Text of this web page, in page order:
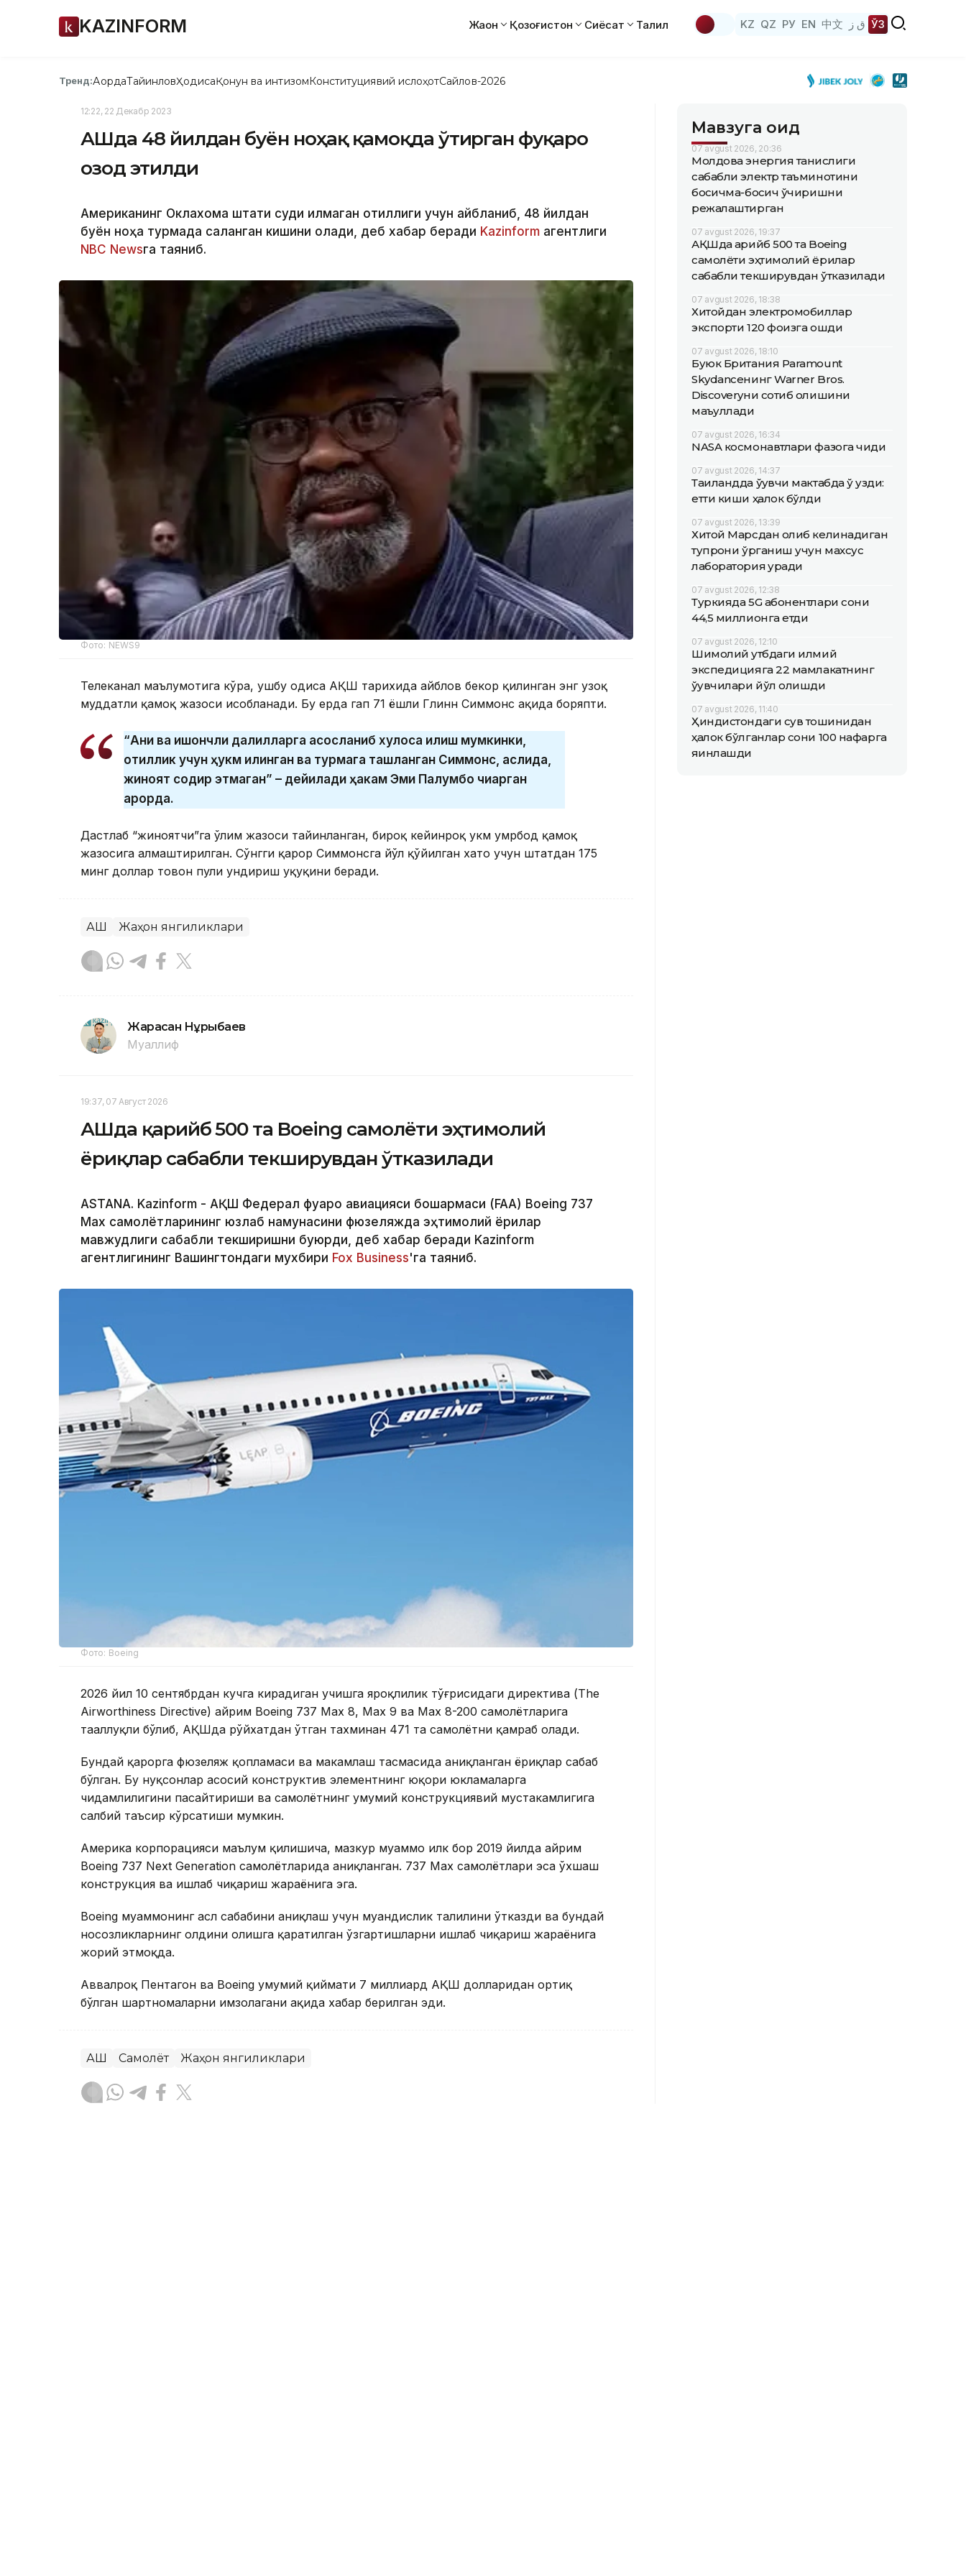
KAZINFORM Жаҳон Қозоғистон Сиёсат Таҳлил KZ QZ РУ EN 中文 ق ز ЎЗ
Тренд:АқордаТайинловҲодисаҚонун ва интизомКонституциявий ислоҳотСайлов-2026
12:22, 22 Декабр 2023
АҚШда 48 йилдан буён ноҳақ қамоқда ўтирган фуқаро
озод этилди
Американинг Оклахома штати суди қилмаган қотиллиги учун айбланиб, 48 йилдан
буён ноҳақ турмада сақланган кишини оқлади, деб хабар беради Kazinform агентлиги
NBC Newsга таяниб.
Фото: NEWS9
Телеканал маълумотига кўра, ушбу ҳодиса АҚШ тарихида айблов бекор қилинган энг узоқ
муддатли қамоқ жазоси ҳисобланади. Бу ерда гап 71 ёшли Глинн Симмонс ҳақида боряпти.
“Аниқ ва ишончли далилларга асосланиб хулоса қилиш мумкинки,
қотиллик учун ҳукм қилинган ва турмага ташланган Симмонс, аслида,
жиноят содир этмаган” – дейилади ҳакам Эми Палумбо чиқарган
қарорда.
Дастлаб “жиноятчи”га ўлим жазоси тайинланган, бироқ кейинроқ ҳукм умрбод қамоқ
жазосига алмаштирилган. Сўнгги қарор Симмонсга йўл қўйилган хато учун штатдан 175
минг доллар товон пули ундириш ҳуқуқини беради.
АҚШ Жаҳон янгиликлари
Жарасқан Нұрыбаев
Муаллиф
19:37, 07 Август 2026
АҚШда қарийб 500 та Boeing самолёти эҳтимолий
ёриқлар сабабли текширувдан ўтказилади
ASTANA. Kazinform - АҚШ Федерал фуқаро авиацияси бошқармаси (FAA) Boeing 737
Max самолётларининг юзлаб намунасини фюзеляжда эҳтимолий ёриқлар
мавжудлиги сабабли текширишни буюрди, деб хабар беради Kazinform
агентлигининг Вашингтондаги мухбири Fox Business'га таяниб.
Фото: Boeing
2026 йил 10 сентябрдан кучга кирадиган учишга яроқлилик тўғрисидаги директива (The
Airworthiness Directive) айрим Boeing 737 Max 8, Max 9 ва Max 8-200 самолётларига
тааллуқли бўлиб, АҚШда рўйхатдан ўтган тахминан 471 та самолётни қамраб олади.
Бундай қарорга фюзеляж қопламаси ва маҳкамлаш тасмасида аниқланган ёриқлар сабаб
бўлган. Бу нуқсонлар асосий конструктив элементнинг юқори юкламаларга
чидамлилигини пасайтириши ва самолётнинг умумий конструкциявий мустаҳкамлигига
салбий таъсир кўрсатиши мумкин.
Америка корпорацияси маълум қилишича, мазкур муаммо илк бор 2019 йилда айрим
Boeing 737 Next Generation самолётларида аниқланган. 737 Max самолётлари эса ўхшаш
конструкция ва ишлаб чиқариш жараёнига эга.
Boeing муаммонинг асл сабабини аниқлаш учун муҳандислик таҳлилини ўтказди ва бундай
носозликларнинг олдини олишга қаратилган ўзгартишларни ишлаб чиқариш жараёнига
жорий этмоқда.
Аввалроқ Пентагон ва Boeing умумий қиймати 7 миллиард АҚШ долларидан ортиқ
бўлган шартномаларни имзолагани ҳақида хабар берилган эди.
АҚШ Самолёт Жаҳон янгиликлари
Мавзуга оид
07 avgust 2026, 20:36
Молдова энергия танқислиги
сабабли электр таъминотини
босқичма-босқич ўчиришни
режалаштирган
07 avgust 2026, 19:37
АҚШда қарийб 500 та Boeing
самолёти эҳтимолий ёриқлар
сабабли текширувдан ўтказилади
07 avgust 2026, 18:38
Хитойдан электромобиллар
экспорти 120 фоизга ошди
07 avgust 2026, 18:10
Буюк Британия Paramount
Skydanceнинг Warner Bros.
Discoveryни сотиб олишини
маъқуллади
07 avgust 2026, 16:34
NASA космонавтлари фазога чиқди
07 avgust 2026, 14:37
Таиландда ўқувчи мактабда ўқ узди:
етти киши ҳалок бўлди
07 avgust 2026, 13:39
Хитой Марсдан олиб келинадиган
тупроқни ўрганиш учун махсус
лаборатория қуради
07 avgust 2026, 12:38
Туркияда 5G абонентлари сони
44,5 миллионга етди
07 avgust 2026, 12:10
Шимолий қутбдаги илмий
экспедицияга 22 мамлакатнинг
ўқувчилари йўл олишди
07 avgust 2026, 11:40
Ҳиндистондаги сув тошқинидан
ҳалок бўлганлар сони 100 нафарга
яқинлашди